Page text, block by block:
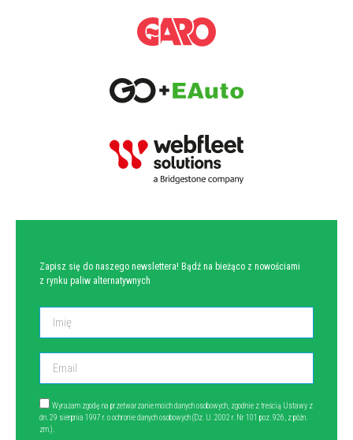
Zapisz się do naszego newslettera! Bądź na bieżąco z nowościami
z rynku paliw alternatywnych
Wyrażam zgodę na przetwarzanie moich danych osobowych, zgodnie z treścią Ustawy z
dn. 29 sierpnia 1997 r. o ochronie danych osobowych (Dz. U. 2002 r. Nr 101 poz. 926, z późn.
zm.).